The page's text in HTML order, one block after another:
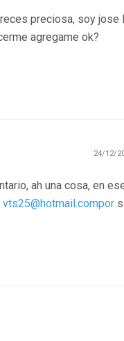
preciosa, soy jose
agregame ok?
24/12/
ah una cosa, en
vts25@hotmail.compor